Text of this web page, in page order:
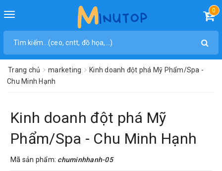
Toggle
0
Trang chủ marketing
Kinh doanh đột phá Mỹ Phẩm/Spa -
Chu Minh Hạnh
Kinh doanh đột phá Mỹ
Phẩm/Spa - Chu Minh Hạnh
Mã sản phẩm: chuminhhanh-05